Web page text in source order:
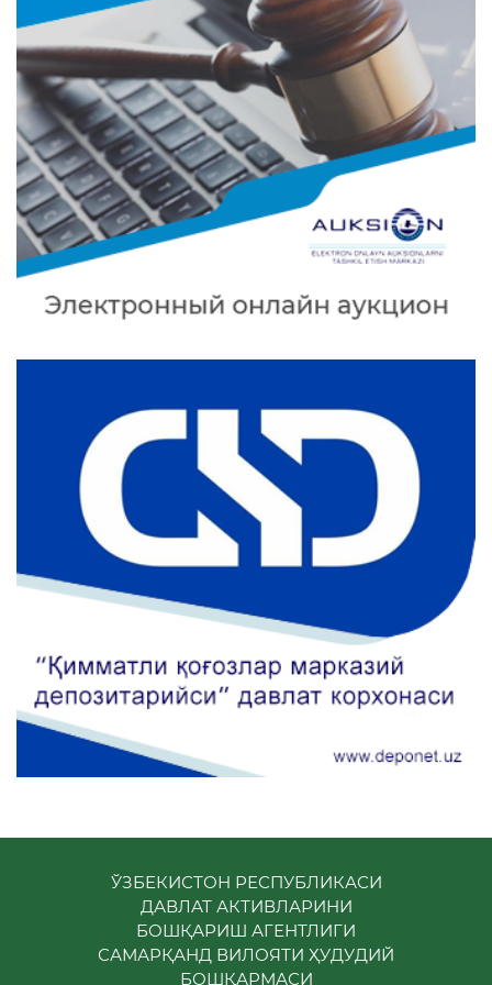
ЎЗБЕКИСТОН РЕСПУБЛИКАСИ
ДАВЛАТ АКТИВЛАРИНИ
БОШҚАРИШ АГЕНТЛИГИ
САМАРҚАНД ВИЛОЯТИ ҲУДУДИЙ
БОШҚАРМАСИ